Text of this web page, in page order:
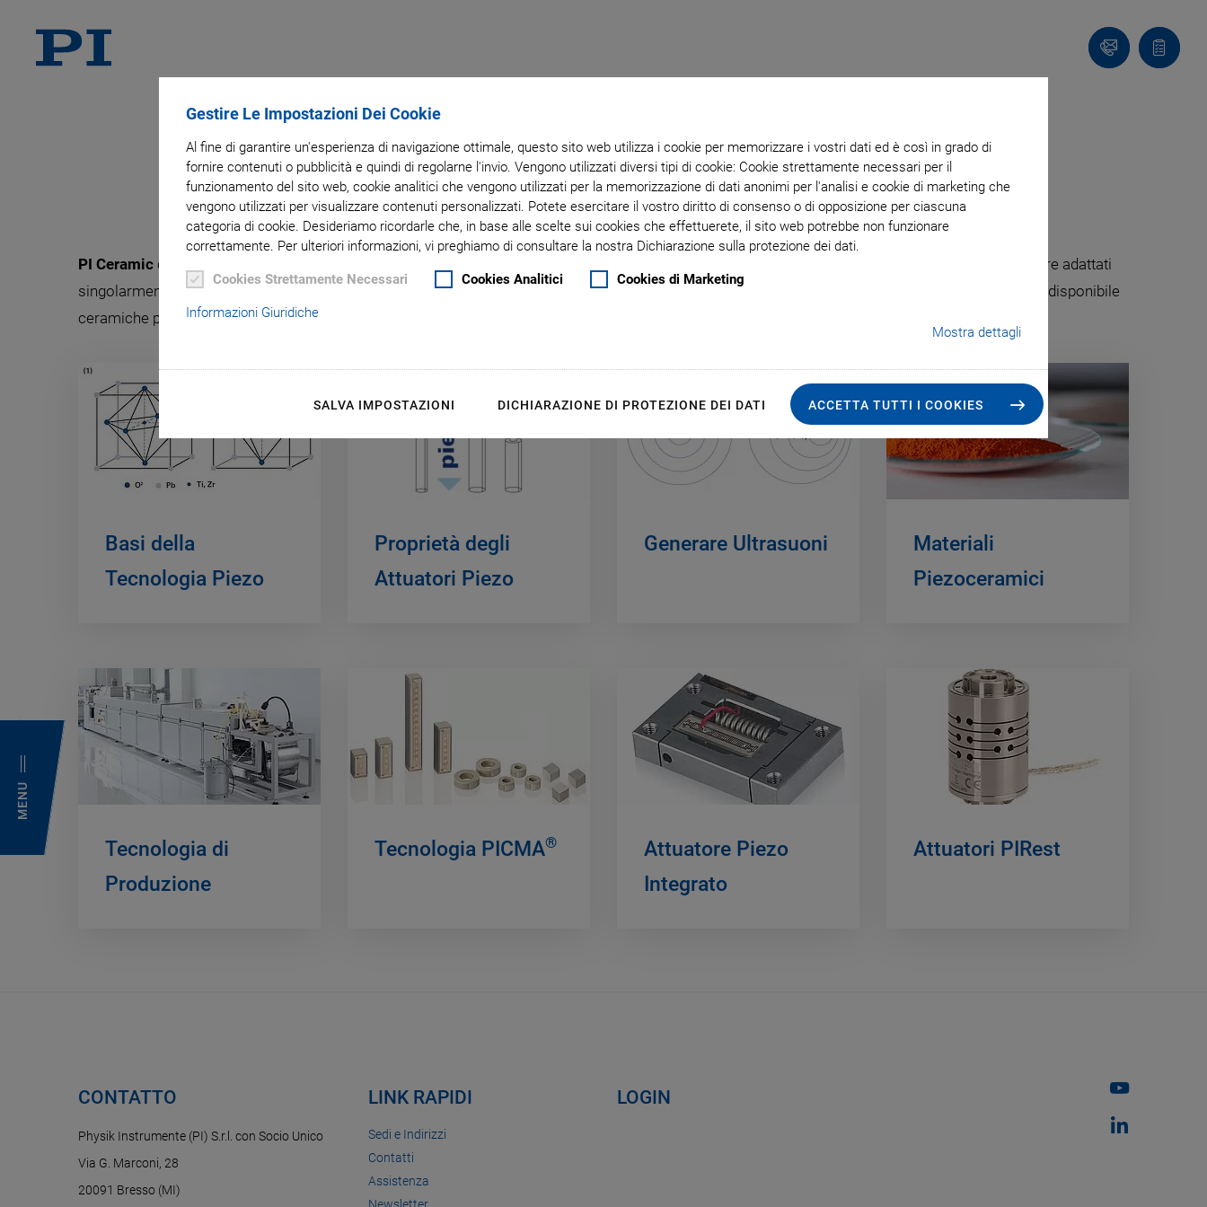
Gestire Le Impostazioni Dei Cookie
Al fine di garantire un'esperienza di navigazione ottimale, questo sito web utilizza i cookie per memorizzare i vostri dati ed è così in grado di
fornire contenuti o pubblicità e quindi di regolarne l'invio. Vengono utilizzati diversi tipi di cookie: Cookie strettamente necessari per il
funzionamento del sito web, cookie analitici che vengono utilizzati per la memorizzazione di dati anonimi per l'analisi e cookie di marketing che
vengono utilizzati per visualizzare contenuti personalizzati. Potete esercitare il vostro diritto di consenso o di opposizione per ciascuna
categoria di cookie. Desideriamo ricordarle che, in base alle scelte sui cookies che effettuerete, il sito web potrebbe non funzionare
correttamente. Per ulteriori informazioni, vi preghiamo di consultare la nostra Dichiarazione sulla protezione dei dati.
Cookies Strettamente Necessari Cookies Analitici Cookies di Marketing
Informazioni Giuridiche
Mostra dettagli
SALVA IMPOSTAZIONI DICHIARAZIONE DI PROTEZIONE DEI DATI ACCETTA TUTTI I COOKIES
MENU
ContattoCarrello
Tecnologia Piezo
Componenti e Attuatori Piezoceramici
PI Ceramic offre un'ampia esperienza nella produzione di materiali piezoceramici, componenti e attuatori. I materiali piezoceramici possono essere adattati
singolarmente per rispondere perfettamente all'uso successivo dei componenti piezoelettrici. Per la costruzione dei componenti dei sensori sono disponibile
ceramiche piezo senza piombo. Gli attuatori realizzati con cristalli piezo offrono uno spostamento lineare senza isteresi.
Basi della
Tecnologia Piezo
Proprietà degli
Attuatori Piezo
Generare Ultrasuoni
Materiali
Piezoceramici
Tecnologia di
Produzione
Tecnologia PICMA®
Attuatore Piezo
Integrato
Attuatori PIRest
CONTATTO
Physik Instrumente (PI) S.r.l. con Socio Unico
Via G. Marconi, 28
20091 Bresso (MI)
LINK RAPIDI
Sedi e Indirizzi
Contatti
Assistenza
Newsletter
LOGIN